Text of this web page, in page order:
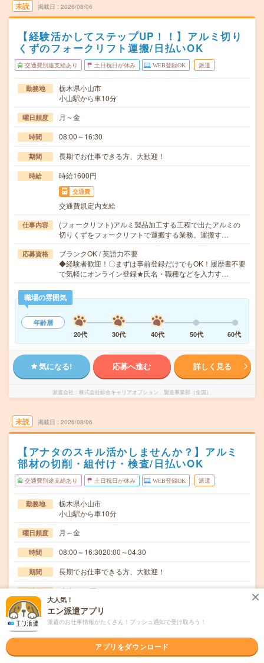
未読 掲載日 2026/08/06
【経験活かしてステップUP！！】アルミ切り
くずのフォークリフト運搬/日払いOK
交通費別途支給あり 土日祝日が休み WEB登録OK 派遣
勤務地
栃木県小山市
小山駅から車10分
曜日頻度 月～金
時間 08:00～16:30
期間 長期でお仕事できる方、大歓迎！
時給 時給1600円
交通費
交通費規定内支給
仕事内容
(フォークリフト)アルミ製品加工する工程で出たアルミの
切りくずをフォークリフトで運搬する業務。運搬す…
応募資格
ブランクOK / 英語力不要
◆経験者歓迎！〇まずは事前登録だけでもOK！履歴書不要
で気軽にオンライン登録★氏名・職種などを入力す…
職場の雰囲気
年齢層
20代
30代 40代 50代 60代
気になる! 応募へ進む 詳しく見る
派遣会社 株式会社綜合キャリアオプション 製造事業部（全国）
未読 掲載日 2026/08/06
【アナタのスキル活かしませんか？】アルミ
部材の切削・組付け・検査/日払いOK
交通費別途支給あり 土日祝日が休み WEB登録OK 派遣
勤務地
栃木県小山市
小山駅から車10分
曜日頻度 月～金
時間 08:00～16:3020:00～04:30
期間 長期でお仕事できる方、大歓迎！
時給 時給1600円
交通費
交通費規定内支給
仕事内容
(無資格業務)アルミ製品の切削・加工・検査・マシンオペ
レーター業務。アルミ製品に部品を組付け加工する…
大人気！
エン派遣アプリ
派遣のお仕事情報がたくさん！プッシュ通知で受け取ろう！
アプリをダウンロード